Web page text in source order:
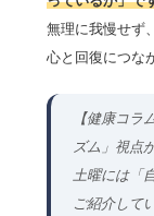
無理に我慢せず
心と回復につな
【健康コラ
ズム」視点
土曜には「
ご紹介して